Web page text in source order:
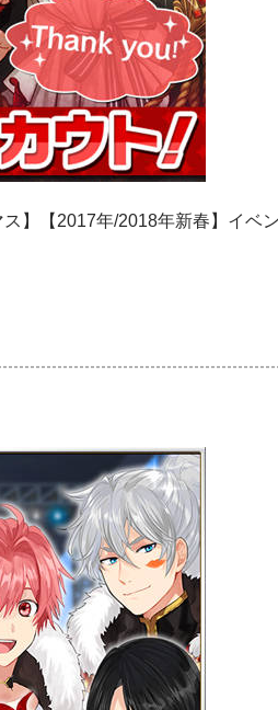
】【2017年/2018年新春】イベ